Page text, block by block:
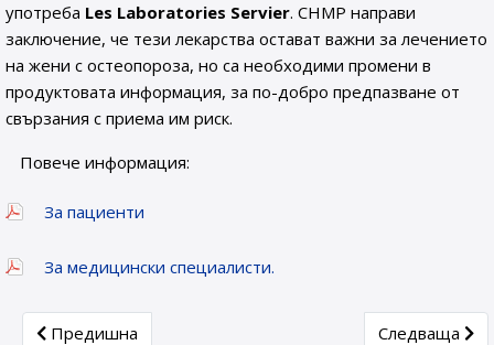
употреба Les Laboratories Servier. CHMP направи
заключение, че тези лекарства остават важни за лечението
на жени с остеопороза, но са необходими промени в
продуктовата информация, за по-добро предпазване от
свързания с приема им риск.
Повече информация:
За пациенти
За медицински специалисти.
Previous article: Уважаеми медицински специалисти,
Предишна Next article:
Следваща